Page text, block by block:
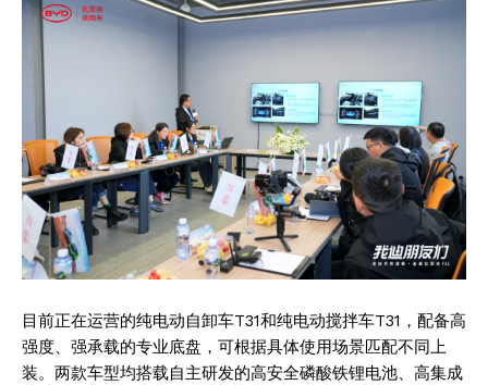
目前正在运营的纯电动自卸车T31和纯电动搅拌车T31，配备高
强度、强承载的专业底盘，可根据具体使用场景匹配不同上
装。两款车型均搭载自主研发的高安全磷酸铁锂电池、高集成